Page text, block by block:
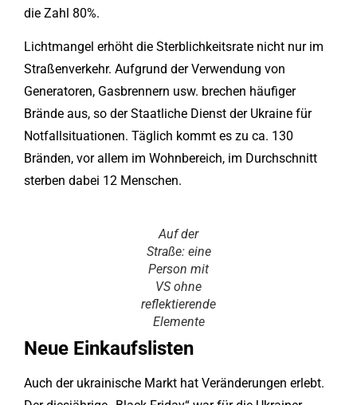
die Zahl 80%.
Lichtmangel erhöht die Sterblichkeitsrate nicht nur im
Straßenverkehr. Aufgrund der Verwendung von
Generatoren, Gasbrennern usw. brechen häufiger
Brände aus, so der Staatliche Dienst der Ukraine für
Notfallsituationen. Täglich kommt es zu ca. 130
Bränden, vor allem im Wohnbereich, im Durchschnitt
sterben dabei 12 Menschen.
Auf der
Straße: eine
Person mit
VS ohne
reflektierende
Elemente
Neue Einkaufslisten
Auch der ukrainische Markt hat Veränderungen erlebt.